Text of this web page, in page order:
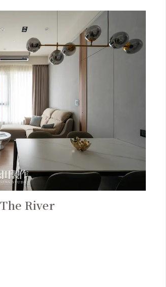
River